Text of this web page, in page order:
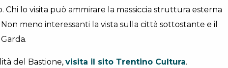
Chi lo visita può ammirare la massiccia struttura esterna
meno interessanti la vista sulla città sottostante e il
del Bastione, visita il sito Trentino Cultura.